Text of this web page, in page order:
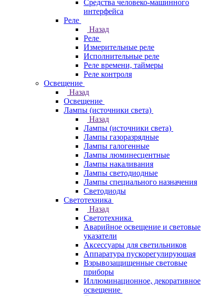
Средства человеко-машинного
интерфейса
Реле
Назад
Реле
Измерительные реле
Исполнительные реле
Реле времени, таймеры
Реле контроля
Освещение
Назад
Освещение
Лампы (источники света)
Назад
Лампы (источники света)
Лампы газоразрядные
Лампы галогенные
Лампы люминесцентные
Лампы накаливания
Лампы светодиодные
Лампы специального назначения
Светодиоды
Светотехника
Назад
Светотехника
Аварийное освещение и световые
указатели
Аксессуары для светильников
Аппаратура пускорегулирующая
Взрывозащищенные световые
приборы
Иллюминационное, декоративное
освещение